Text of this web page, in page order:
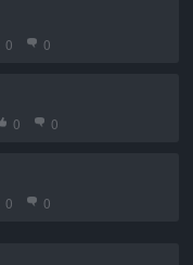
0 0
0 0
0 0